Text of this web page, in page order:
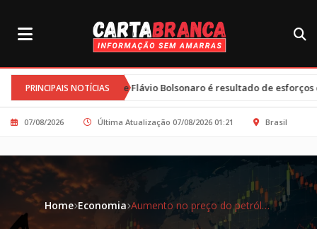
PRINCIPAIS NOTÍCIAS
e Flávio Bolsonaro é resultado de esforços conjuntos e clima tenso
07/08/2026 Última Atualização 07/08/2026 01:21 Brasil
Home Economia Aumento no preço do petróleo acende preocupações sobre recessão global